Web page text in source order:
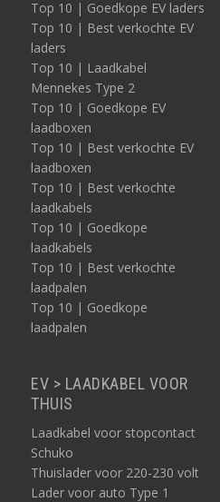
Top 10 | Goedkope EV laders
Top 10 | Best verkochte EV
laders
Top 10 | Laadkabel
Mennekes Type 2
Top 10 | Goedkope EV
laadboxen
Top 10 | Best verkochte EV
laadboxen
Top 10 | Best verkochte
laadkabels
Top 10 | Goedkope
laadkabels
Top 10 | Best verkochte
laadpalen
Top 10 | Goedkope
laadpalen
EV > LAADKABEL VOOR
THUIS
Laadkabel voor stopcontact
Schuko
Thuislader voor 220-230 volt
Lader voor auto Type 1